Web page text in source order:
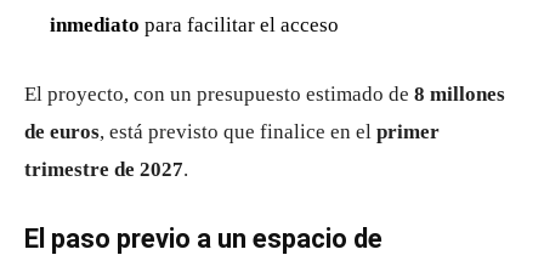
inmediato para facilitar el acceso
El proyecto, con un presupuesto estimado de 8 millones
de euros, está previsto que finalice en el primer
trimestre de 2027.
El paso previo a un espacio de